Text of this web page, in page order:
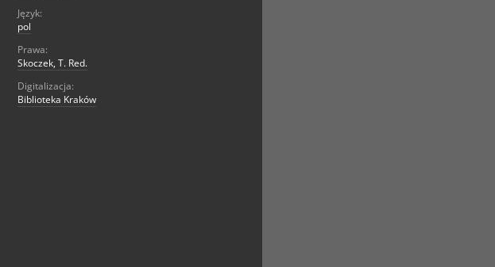
Język:
pol
Prawa:
Skoczek, T. Red.
Digitalizacja:
Biblioteka Kraków